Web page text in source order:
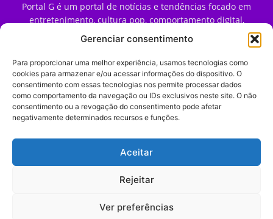
Gerenciar consentimento
Para proporcionar uma melhor experiência, usamos tecnologias como
cookies para armazenar e/ou acessar informações do dispositivo. O
consentimento com essas tecnologias nos permite processar dados
como comportamento da navegação ou IDs exclusivos neste site. O não
consentimento ou a revogação do consentimento pode afetar
negativamente determinados recursos e funções.
Aceitar
Rejeitar
Ver preferências
Portal G é um portal de notícias e tendências focado em
entretenimento, cultura pop, comportamento digital,
streaming, games e iniciativas de marca que impactam a
forma como o público vive e consome internet no Brasil.
Contato:contato@portalg.com.br
Início Sobre
Termos de Uso
Política de Privacidade
Contato